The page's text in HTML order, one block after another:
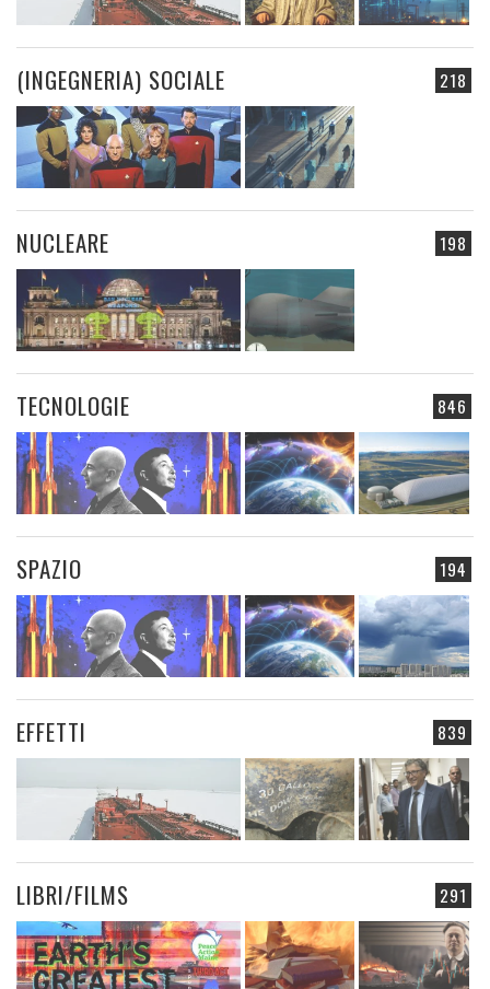
218
(INGEGNERIA) SOCIALE
198
NUCLEARE
846
TECNOLOGIE
194
SPAZIO
839
EFFETTI
291
LIBRI/FILMS